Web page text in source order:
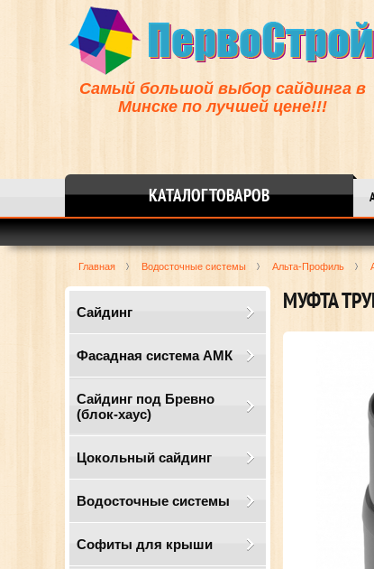
Самый большой выбор сайдинга в
Минске по лучшей цене!!!
КАТАЛОГ ТОВАРОВ
Главная Водосточные системы Альта-Профиль
Сайдинг
Фасадная система АМК
Сайдинг под Бревно
(блок-хаус)
Цокольный сайдинг
Водосточные системы
Cофиты для крыши
МУФТА